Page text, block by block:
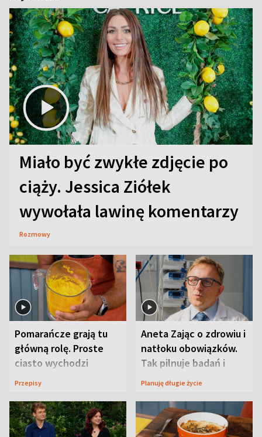
Miało być zwykłe zdjęcie po
ciąży. Jessica Ziółek
wywołała lawinę komentarzy
Rozmowy
Pomarańcze grają tu
główną rolę. Proste
ciasto wychodzi
wyjątkowo wilgotne
Przepisy
Aneta Zając o zdrowiu i
natłoku obowiązków.
Tak pilnuje badań i
wizyt
Planuję długie życie